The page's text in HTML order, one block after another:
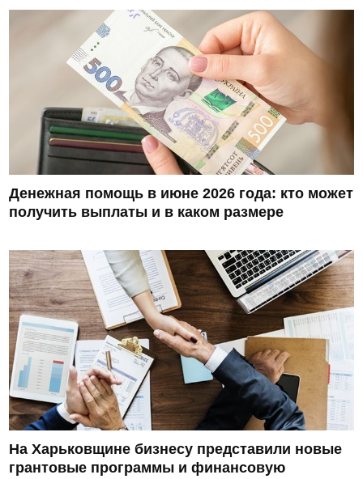
Денежная помощь в июне 2026 года: кто может
получить выплаты и в каком размере
На Харьковщине бизнесу представили новые
грантовые программы и финансовую